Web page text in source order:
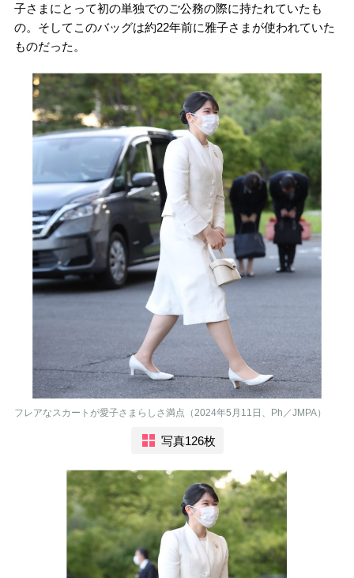
子さまにとって初の単独でのご公務の際に持たれていたも
の。そしてこのバッグは約22年前に雅子さまが使われていた
ものだった。
フレアなスカートが愛子さまらしさ満点（2024年5月11日、Ph／JMPA）
写真126枚